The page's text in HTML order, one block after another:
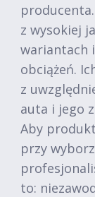
z wysokiej
wariantach
obciążeń.
z
auta i jego
Aby
przy
to: